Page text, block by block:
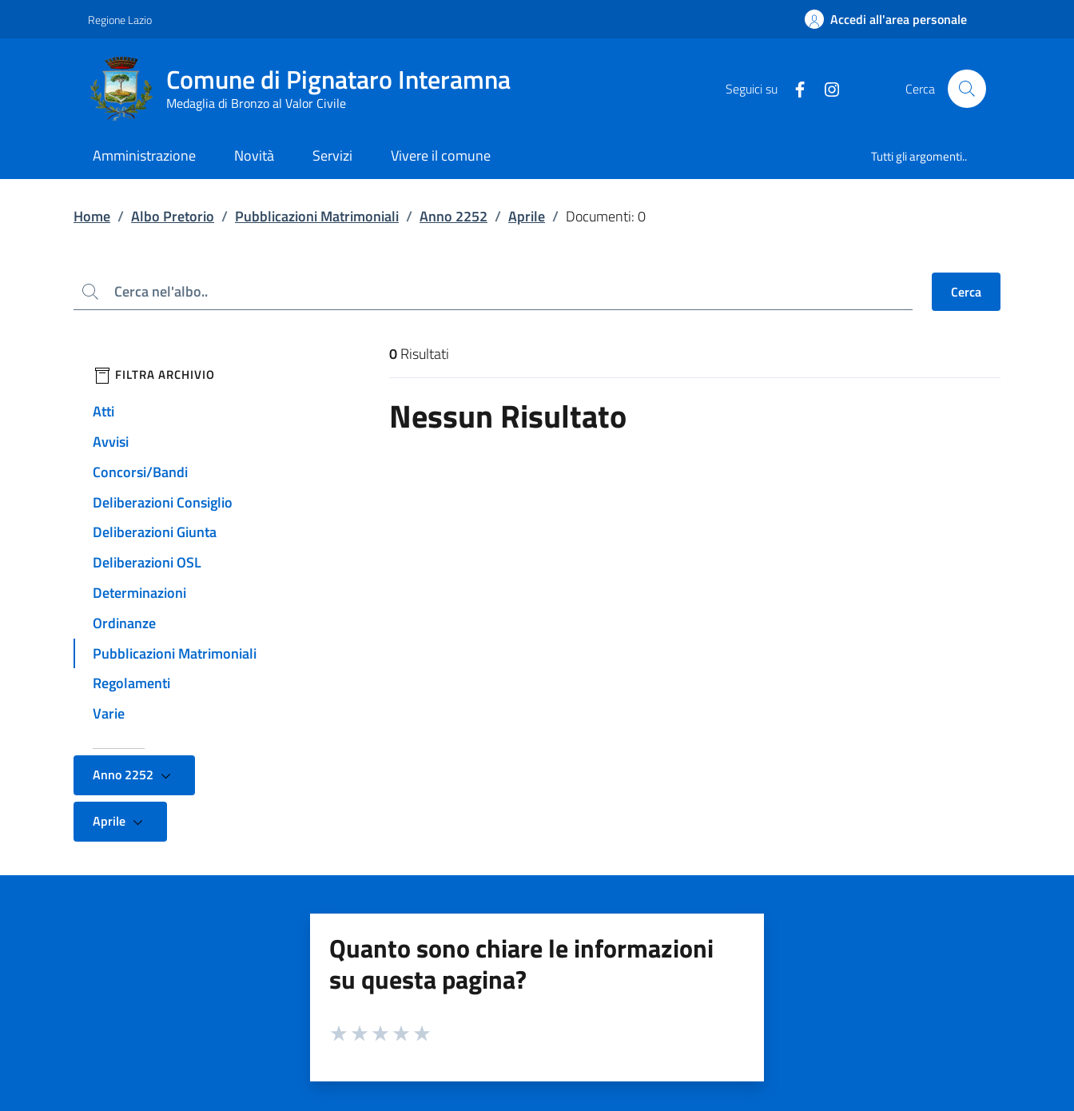
Regione Lazio Accedi all'area personale
Comune di Pignataro Interamna
Medaglia di Bronzo al Valor Civile
Seguici su Cerca
Amministrazione Novità Servizi Vivere il comune Tutti gli argomenti..
Home / Albo Pretorio / Pubblicazioni Matrimoniali / Anno 2252 / Aprile / Documenti: 0
Cerca Cerca
filtri da applicare
FILTRA ARCHIVIO
Atti
Avvisi
Concorsi/Bandi
Deliberazioni Consiglio
Deliberazioni Giunta
Deliberazioni OSL
Determinazioni
Ordinanze
Pubblicazioni Matrimoniali
Regolamenti
Varie
Anno 2252
Aprile
Risultati di ricerca
0Risultati
Nessun Risultato
Quanto sono chiare le informazioni
su questa pagina?
Valuta da 1 a 5 stelle la pagina